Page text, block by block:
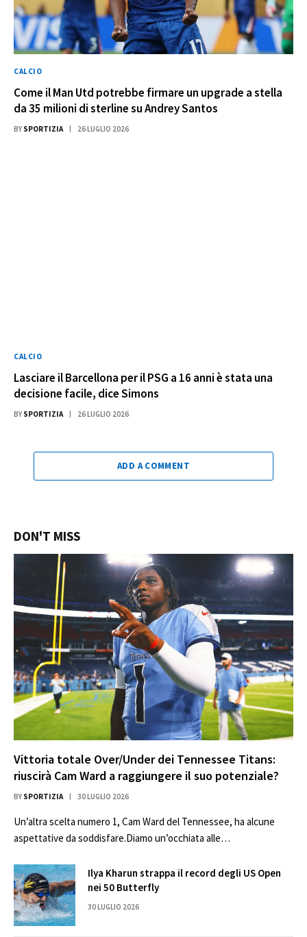
CALCIO
Come il Man Utd potrebbe firmare un upgrade a stella
da 35 milioni di sterline su Andrey Santos
BY SPORTIZIA 26 LUGLIO 2026
CALCIO
Lasciare il Barcellona per il PSG a 16 anni è stata una
decisione facile, dice Simons
BY SPORTIZIA 26 LUGLIO 2026
ADD A COMMENT
DON'T MISS
Vittoria totale Over/Under dei Tennessee Titans:
riuscirà Cam Ward a raggiungere il suo potenziale?
BY SPORTIZIA 30 LUGLIO 2026
Un’altra scelta numero 1, Cam Ward del Tennessee, ha alcune
aspettative da soddisfare.Diamo un’occhiata alle…
Ilya Kharun strappa il record degli US Open
nei 50 Butterfly
30 LUGLIO 2026